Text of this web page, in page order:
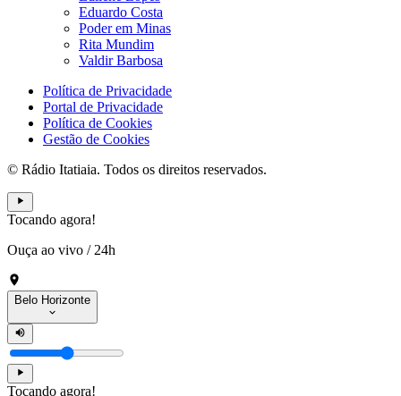
Eduardo Costa
Poder em Minas
Rita Mundim
Valdir Barbosa
Política de Privacidade
Portal de Privacidade
Política de Cookies
Gestão de Cookies
© Rádio Itatiaia. Todos os direitos reservados.
Tocando agora!
Ouça ao vivo / 24h
Belo Horizonte
Tocando agora!